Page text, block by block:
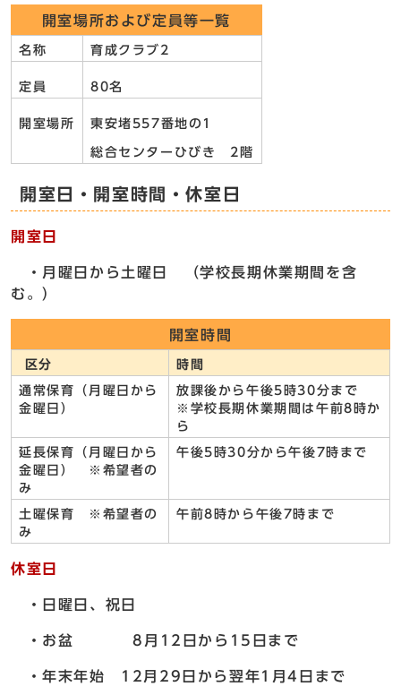
開室場所および定員等一覧
名称 育成クラブ2
定員 80名
開室場所 東安堵557番地の1
総合センターひびき 2階
開室日・開室時間・休室日
開室日
・月曜日から土曜日 （学校長期休業期間を含
む。）
開室時間
区分 時間
通常保育（月曜日から
金曜日）
放課後から午後5時30分まで
※学校長期休業期間は午前8時か
ら
延長保育（月曜日から
金曜日） ※希望者の
み
午後5時30分から午後7時まで
土曜保育 ※希望者の
み
午前8時から午後7時まで
休室日
・日曜日、祝日
・お盆 8月12日から15日まで
・年末年始 12月29日から翌年1月4日まで